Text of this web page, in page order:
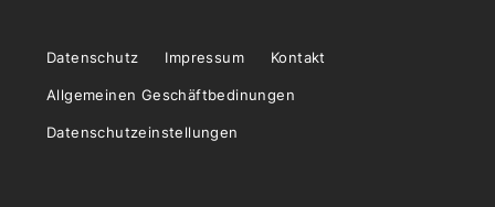
Datenschutz Impressum Kontakt
Allgemeinen Geschäftbedinungen
Datenschutzeinstellungen